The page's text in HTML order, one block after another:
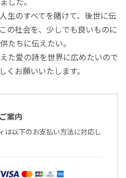
生のすべてを賭けて、後世に伝
の社会を、少しでも良いものに
たちに伝えたい。
た愛の詩を世界に広めたいので
くお願いいたします。
案内
は以下のお支払い方法に対応し